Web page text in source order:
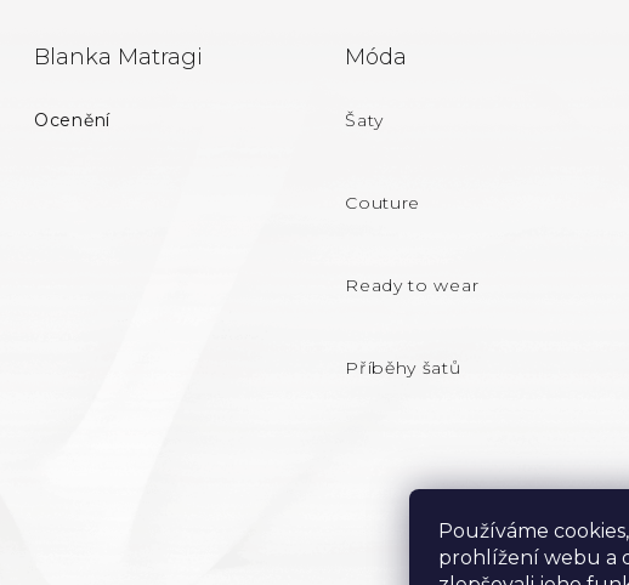
Používáme
prohlížení webu a
Blanka Matragi
Ocenění
Móda
Šaty
Couture
Ready to wear
Příběhy šatů